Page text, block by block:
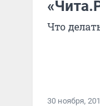
Что
30 ноября,